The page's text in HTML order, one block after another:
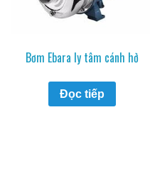
Bơm Ebara ly tâm cánh hở
Đọc tiếp